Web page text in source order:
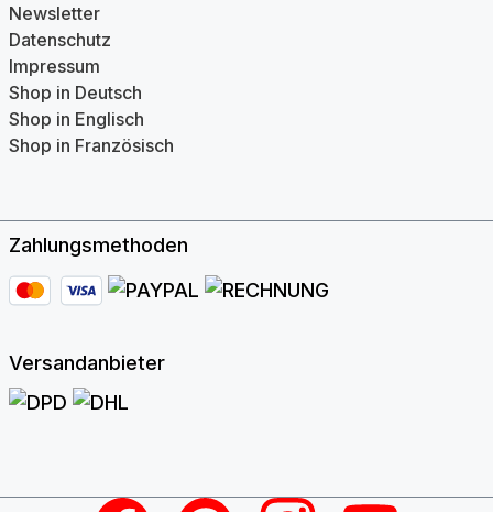
Newsletter
Datenschutz
Impressum
Shop in Deutsch
Shop in Englisch
Shop in Französisch
Zahlungsmethoden
Versandanbieter